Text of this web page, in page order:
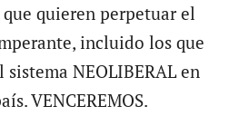
quieren perpetuar el
incluido los que
sistema NEOLIBERAL en
VENCEREMOS.